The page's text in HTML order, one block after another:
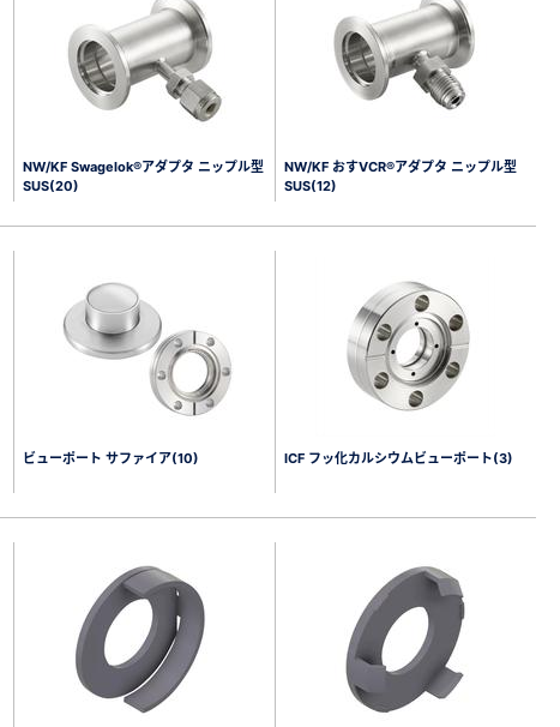
NW/KF Swagelok®アダプタ ニップル型
SUS(20)
NW/KF おすVCR®アダプタ ニップル型
SUS(12)
ビューポート サファイア(10) ICF フッ化カルシウムビューポート(3)